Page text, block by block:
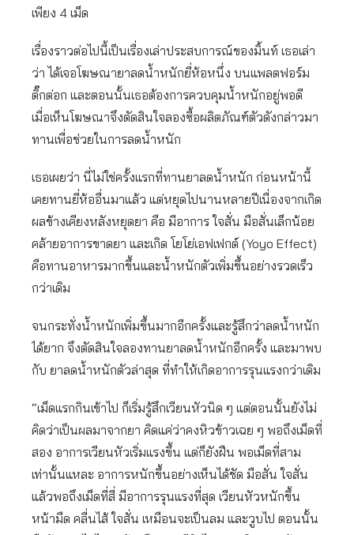
เพียง 4 เม็ด
เรื่องราวต่อไปนี้เป็นเรื่องเล่าประสบการณ์ของมิ้นท์ เธอเล่า
ว่า ได้เจอโฆษณายาลดน้ำหนักยี่ห้อหนึ่ง บนแพลตฟอร์ม
ติ๊กต่อก และตอนนั้นเธอต้องการควบคุมน้ำหนักอยู่พอดี
เมื่อเห็นโฆษณาจึงตัดสินใจลองซื้อผลิตภัณฑ์ตัวดังกล่าวมา
ทานเพื่อช่วยในการลดน้ำหนัก
เธอเผยว่า นี่ไม่ใช่ครั้งแรกที่ทานยาลดน้ำหนัก ก่อนหน้านี้
เคยทานยี่ห้ออื่นมาแล้ว แต่หยุดไปนานหลายปีเนื่องจากเกิด
ผลข้างเคียงหลังหยุดยา คือ มีอาการ ใจสั่น มือสั่นเล็กน้อย
คล้ายอาการขาดยา และเกิด โยโย่เอฟเฟกต์ (Yoyo Effect)
คือทานอาหารมากขึ้นและน้ำหนักตัวเพิ่มขึ้นอย่างรวดเร็ว
กว่าเดิม
จนกระทั่งน้ำหนักเพิ่มขึ้นมากอีกครั้งและรู้สึกว่าลดน้ำหนัก
ได้ยาก จึงตัดสินใจลองทานยาลดน้ำหนักอีกครั้ง และมาพบ
กับ ยาลดน้ำหนักตัวล่าสุด ที่ทำให้เกิดอาการรุนแรงกว่าเดิม
“เม็ดแรกกินเข้าไป ก็เริ่มรู้สึกเวียนหัวนิด ๆ แต่ตอนนั้นยังไม่
คิดว่าเป็นผลมาจากยา คิดแค่ว่าคงหิวข้าวเฉย ๆ พอถึงเม็ดที่
สอง อาการเวียนหัวเริ่มแรงขึ้น แต่ก็ยังฝืน พอเม็ดที่สาม
เท่านั้นแหละ อาการหนักขึ้นอย่างเห็นได้ชัด มือสั่น ใจสั่น
แล้วพอถึงเม็ดที่สี่ มีอาการรุนแรงที่สุด เวียนหัวหนักขึ้น
หน้ามืด คลื่นไส้ ใจสั่น เหมือนจะเป็นลม และวูบไป ตอนนั้น